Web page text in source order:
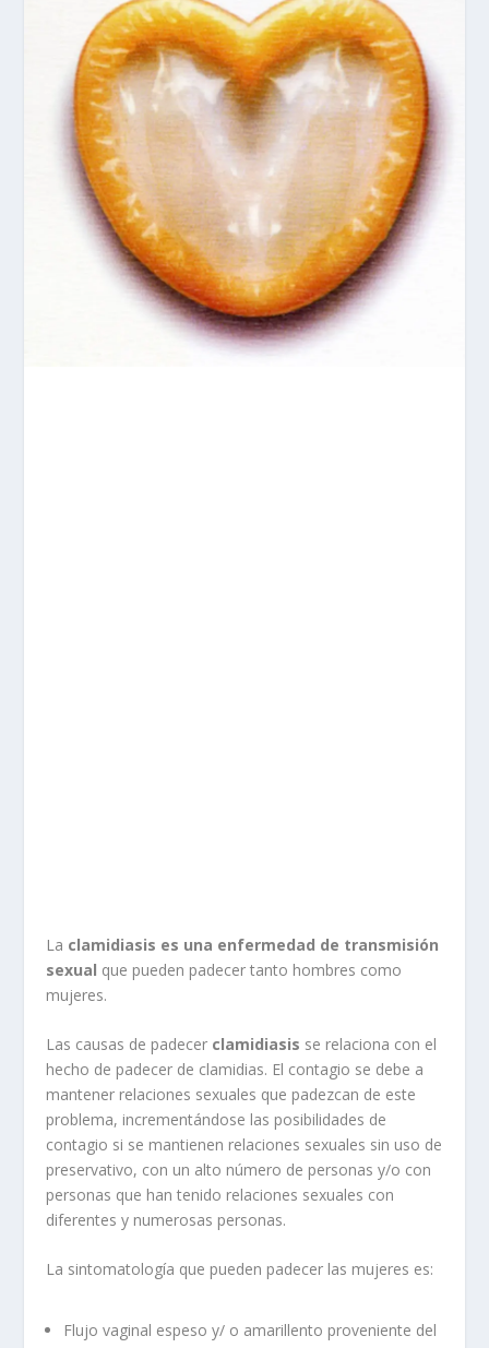
La clamidiasis es una enfermedad de transmisión
sexual que pueden padecer tanto hombres como
mujeres.
Las causas de padecer clamidiasis se relaciona con el
hecho de padecer de clamidias. El contagio se debe a
mantener relaciones sexuales que padezcan de este
problema, incrementándose las posibilidades de
contagio si se mantienen relaciones sexuales sin uso de
preservativo, con un alto número de personas y/o con
personas que han tenido relaciones sexuales con
diferentes y numerosas personas.
La sintomatología que pueden padecer las mujeres es:
Flujo vaginal espeso y/ o amarillento proveniente del